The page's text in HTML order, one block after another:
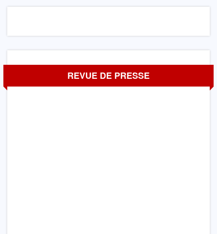
REVUE DE PRESSE